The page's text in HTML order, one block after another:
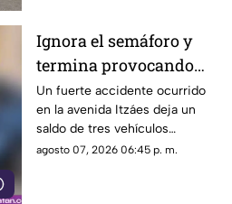
Ignora el semáforo y
termina provocando
un FUERTE ACCIDENTE
en la Avenida Itzáes;
¿hay heridos?
Un fuerte accidente ocurrido
en la avenida Itzáes deja un
saldo de tres vehículos
afectados luego de que una
agosto 07, 2026 06:45 p. m.